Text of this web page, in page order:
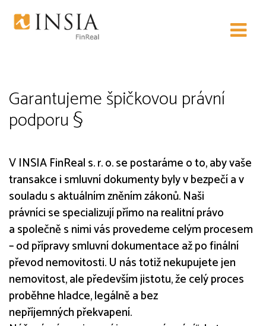
Garantujeme špičkovou právní
podporu §
V INSIA FinReal s. r. o. se postaráme o to, aby vaše
transakce i smluvní dokumenty byly v bezpečí a v
souladu s aktuálním zněním zákonů. Naši
právníci se specializují přímo na realitní právo
a společně s nimi vás provedeme celým procesem
– od přípravy smluvní dokumentace až po finální
převod nemovitosti. U nás totiž nekupujete jen
nemovitost, ale především jistotu, že celý proces
proběhne hladce, legálně a bez
nepříjemných překvapení.